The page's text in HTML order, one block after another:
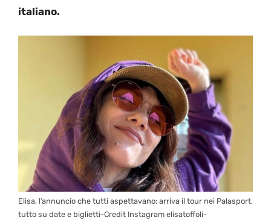
italiano.
Elisa, l’annuncio che tutti aspettavano: arriva il tour nei Palasport,
tutto su date e biglietti-Credit Instagram elisatoffoli-